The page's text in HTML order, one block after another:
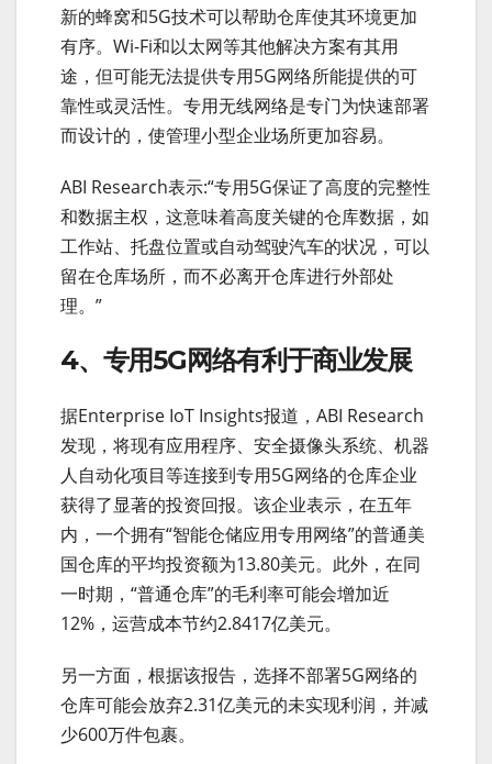
新的蜂窝和5G技术可以帮助仓库使其环境更加
有序。Wi-Fi和以太网等其他解决方案有其用
途，但可能无法提供专用5G网络所能提供的可
靠性或灵活性。专用无线网络是专门为快速部署
而设计的，使管理小型企业场所更加容易。
ABI Research表示:“专用5G保证了高度的完整性
和数据主权，这意味着高度关键的仓库数据，如
工作站、托盘位置或自动驾驶汽车的状况，可以
留在仓库场所，而不必离开仓库进行外部处
理。”
4、专用5G网络有利于商业发展
据Enterprise IoT Insights报道，ABI Research
发现，将现有应用程序、安全摄像头系统、机器
人自动化项目等连接到专用5G网络的仓库企业
获得了显著的投资回报。该企业表示，在五年
内，一个拥有“智能仓储应用专用网络”的普通美
国仓库的平均投资额为13.80美元。此外，在同
一时期，“普通仓库”的毛利率可能会增加近
12%，运营成本节约2.8417亿美元。
另一方面，根据该报告，选择不部署5G网络的
仓库可能会放弃2.31亿美元的未实现利润，并减
少600万件包裹。